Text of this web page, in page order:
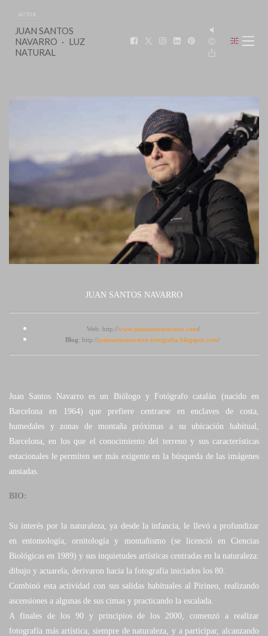
AUTOR
JUAN SANTOS
NAVARRO
LUZ
NATURAL
JUAN SANTOS NAVARRO
Web: http://www.juansantosnavarro.com/
Blog: http://juansantosnavarro-fotografia.blogspot.com/
Juan Santos Navarro es un Biólogo y Fotógrafo catalán (nacido en
Barcelona en 1964) que prefiere centrarse en enclaves de costa,
humedales y zonas de montaña próximas a su ubicación habitual,
Barcelona, en los que el conocimiento del terreno y sus características
estacionales le permiten ser más exigente en la búsqueda de las imágenes
ansiadas.
BIO:
Su interés por la naturaleza, ya desde la infancia, le llevó a profundizar
en entomología, ornitología y montañismo (se licenció en Ciencias
Biológicas en 1989) y sus inquietudes artísticas centradas en la naturaleza:
dibujo y acuarela, derivaron hacia la fotografía iniciados los 80.
Combinó esta actividad con sus salidas habituales al Pirineo, realizando
ascensiones a algunas de sus cimas y practicando la escalada.
A finales de los 90 y principios de los 2000, comenzó a realizar
fotografía más artística, siempre de naturaleza, y a participar, alcanzando